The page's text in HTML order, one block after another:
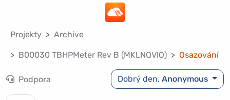
Projekty Archive
B00030 TBHPMeter Rev B (MKLNQVIO) Osazování
Podpora Dobrý den,Anonymous